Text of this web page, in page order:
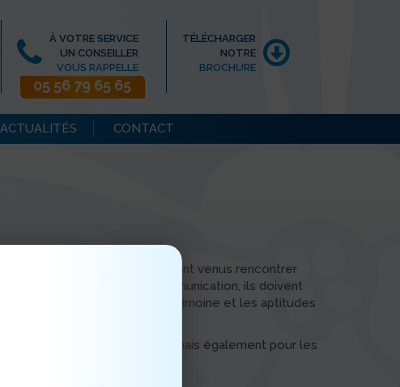
À VOTRE SERVICE
UN CONSEILLER
VOUS RAPPELLE
05 56 79 65 65
TÉLÉCHARGER
NOTRE
BROCHURE
ACTUALITÉS CONTACT
Bordeaux Montaigne sont venus rencontrer
cadre de leurs études en communication, ils doivent
génération comment le patrimoine et les aptitudes
disparaître.
riches pour les étudiants mais également pour les
de les recevoir.